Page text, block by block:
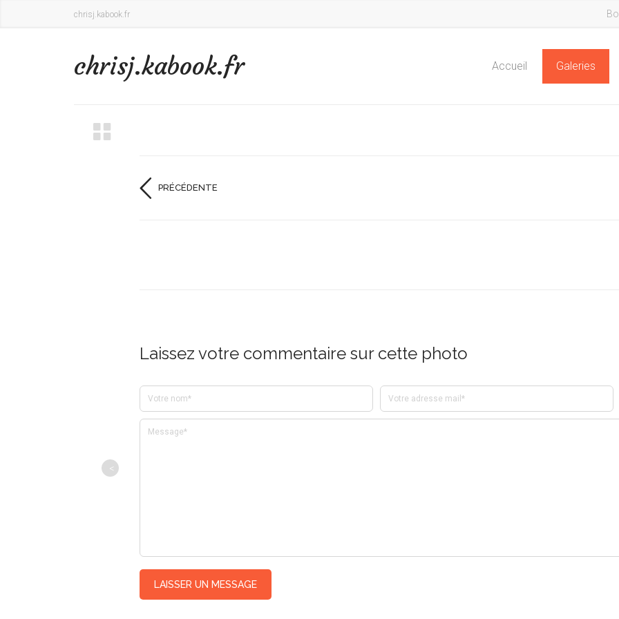
chrisj.kabook.fr
chrisj.kabook.fr Accueil Galeries
<
PRÉCÉDENTE
Laissez votre commentaire sur cette photo
LAISSER UN MESSAGE